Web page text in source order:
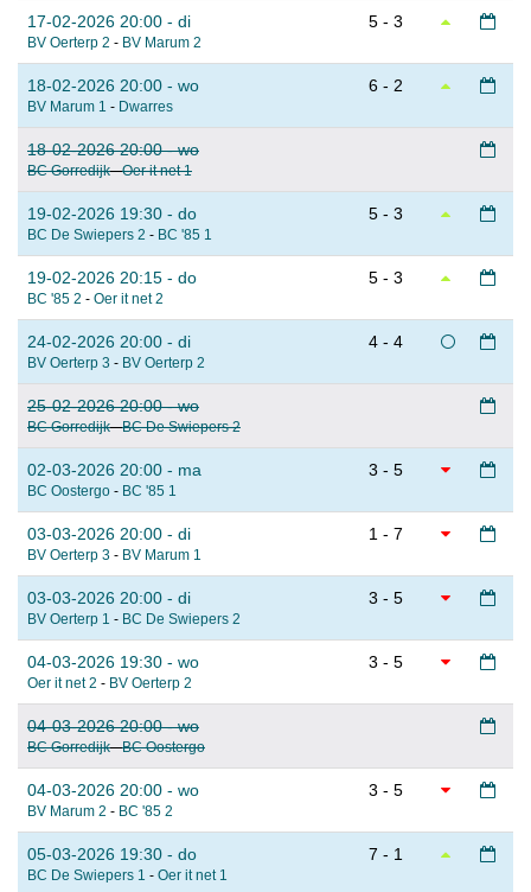
17-02-2026 20:00 - di
BV Oerterp 2 - BV Marum 2
5 - 3
18-02-2026 20:00 - wo
BV Marum 1 - Dwarres
6 - 2
18-02-2026 20:00 - wo
BC Gorredijk-Oer it net 1
19-02-2026 19:30 - do
BC De Swiepers 2 - BC '85 1
5 - 3
19-02-2026 20:15 - do
BC '85 2 - Oer it net 2
5 - 3
24-02-2026 20:00 - di
BV Oerterp 3 - BV Oerterp 2
4 - 4
25-02-2026 20:00 - wo
BC Gorredijk-BC De Swiepers 2
02-03-2026 20:00 - ma
BC Oostergo - BC '85 1
3 - 5
03-03-2026 20:00 - di
BV Oerterp 3 - BV Marum 1
1 - 7
03-03-2026 20:00 - di
BV Oerterp 1 - BC De Swiepers 2
3 - 5
04-03-2026 19:30 - wo
Oer it net 2 - BV Oerterp 2
3 - 5
04-03-2026 20:00 - wo
BC Gorredijk-BC Oostergo
04-03-2026 20:00 - wo
BV Marum 2 - BC '85 2
3 - 5
05-03-2026 19:30 - do
BC De Swiepers 1 - Oer it net 1
7 - 1